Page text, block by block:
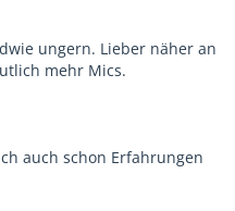
ungern. Lieber näher an
mehr Mics.
auch schon Erfahrungen